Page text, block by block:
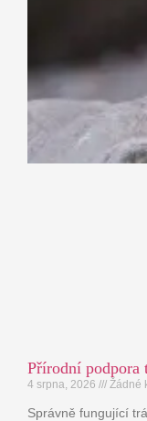
Přírodní podpora
4 srpna, 2026 Žádné
Správně fungující